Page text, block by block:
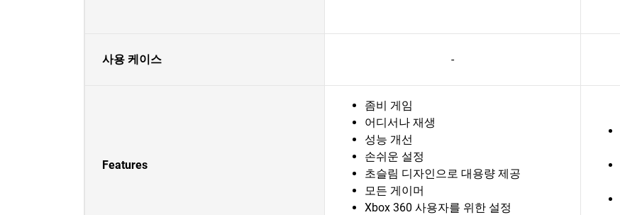
사용 케이스 -
Features
좀비 게임
어디서나 재생
성능 개선
손쉬운 설정
초슬림 디자인으로 대용량 제공
모든 게이머
Xbox 360 사용자를 위한 설정